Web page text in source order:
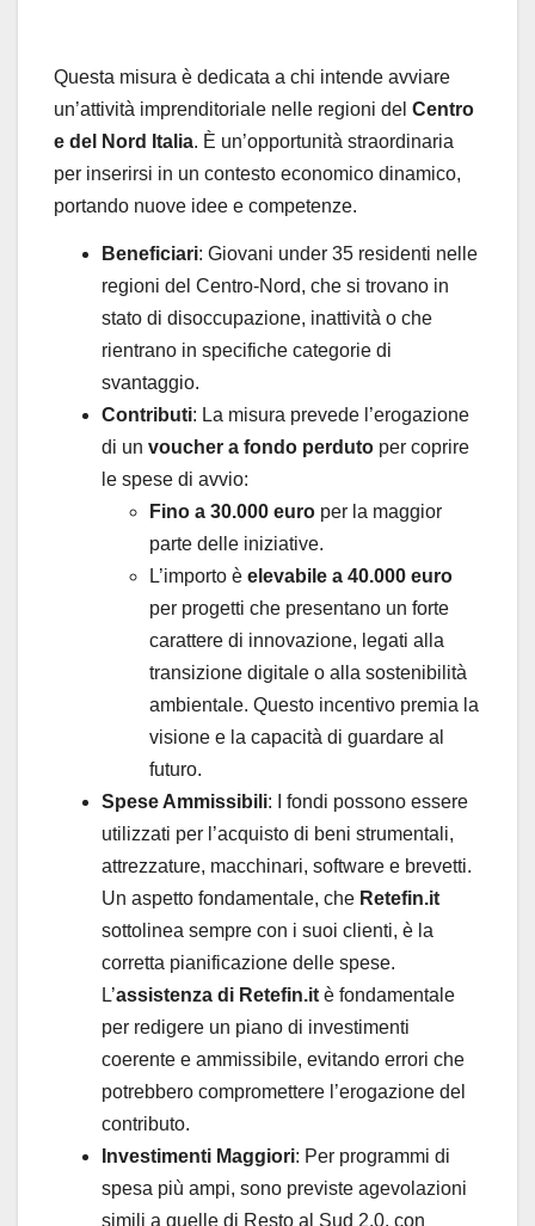
Questa misura è dedicata a chi intende avviare
un’attività imprenditoriale nelle regioni del Centro
e del Nord Italia. È un’opportunità straordinaria
per inserirsi in un contesto economico dinamico,
portando nuove idee e competenze.
Beneficiari: Giovani under 35 residenti nelle
regioni del Centro-Nord, che si trovano in
stato di disoccupazione, inattività o che
rientrano in specifiche categorie di
svantaggio.
Contributi: La misura prevede l’erogazione
di un voucher a fondo perduto per coprire
le spese di avvio:
Fino a 30.000 euro per la maggior
parte delle iniziative.
L’importo è elevabile a 40.000 euro
per progetti che presentano un forte
carattere di innovazione, legati alla
transizione digitale o alla sostenibilità
ambientale. Questo incentivo premia la
visione e la capacità di guardare al
futuro.
Spese Ammissibili: I fondi possono essere
utilizzati per l’acquisto di beni strumentali,
attrezzature, macchinari, software e brevetti.
Un aspetto fondamentale, che Retefin.it
sottolinea sempre con i suoi clienti, è la
corretta pianificazione delle spese.
L’assistenza di Retefin.it è fondamentale
per redigere un piano di investimenti
coerente e ammissibile, evitando errori che
potrebbero compromettere l’erogazione del
contributo.
Investimenti Maggiori: Per programmi di
spesa più ampi, sono previste agevolazioni
simili a quelle di Resto al Sud 2.0, con